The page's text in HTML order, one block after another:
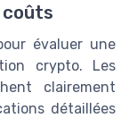
évaluer une
crypto. Les
clairement
détaillées